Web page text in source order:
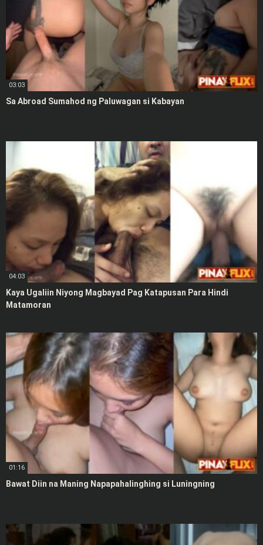
03:03
Sa Abroad Sumahod ng Paluwagan si Kabayan
04:03
Kaya Ugaliin Niyong Magbayad Pag Katapusan Para Hindi
Matamoran
01:16
Bawat Diin na Maning Napapahalinghing si Luningning